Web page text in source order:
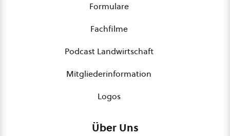
Formulare
Fachfilme
Podcast Landwirtschaft
Mitgliederinformation
Logos
Über Uns